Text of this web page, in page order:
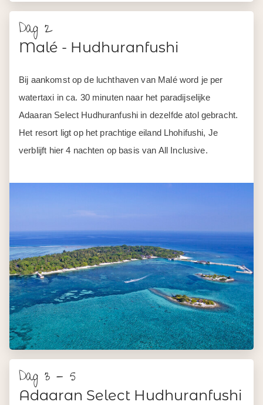
Dag 2
Malé - Hudhuranfushi
Bij aankomst op de luchthaven van Malé word je per
watertaxi in ca. 30 minuten naar het paradijselijke
Adaaran Select Hudhuranfushi in dezelfde atol gebracht.
Het resort ligt op het prachtige eiland Lhohifushi, Je
verblijft hier 4 nachten op basis van All Inclusive.
Dag 3 - 5
Adaaran Select Hudhuranfushi